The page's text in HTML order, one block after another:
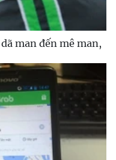
man đến mê man,